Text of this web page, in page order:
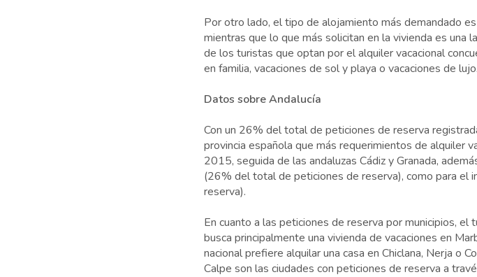
Por otro lado, el tipo de alojamiento más demandado
mientras que lo que más solicitan en la vivienda es una
de los turistas que optan por el alquiler vacacional
en familia, vacaciones de sol y playa o vacaciones de lujo.
Datos sobre Andalucía
Con un 26% del total de peticiones de reserva
provincia española que más requerimientos de alquiler
2015, seguida de las andaluzas Cádiz y Granada,
(26% del total de peticiones de reserva), como para el
reserva).
En cuanto a las peticiones de reserva por municipios, el
busca principalmente una vivienda de vacaciones en
nacional prefiere alquilar una casa en Chiclana, Nerja o
Calpe son las ciudades con peticiones de reserva a